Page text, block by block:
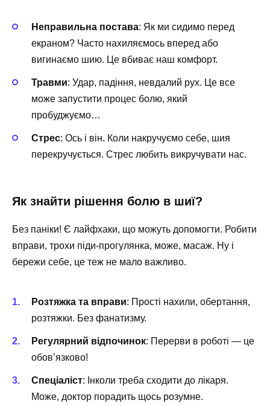
Неправильна постава: Як ми сидимо перед
екраном? Часто нахиляємось вперед або
вигинаємо шию. Це вбиває наш комфорт.
Травми: Удар, падіння, невдалий рух. Це все
може запустити процес болю, який
пробуджуємо…
Стрес: Ось і він. Коли накручуємо себе, шия
перекручується. Стрес любить викручувати нас.
Як знайти рішення болю в шиї?
Без паніки! Є лайфхаки, що можуть допомогти. Робити
вправи, трохи піди-прогулянка, може, масаж. Ну і
бережи себе, це теж не мало важливо.
Розтяжка та вправи: Прості нахили, обертання,
розтяжки. Без фанатизму.
Регулярний відпочинок: Перерви в роботі — це
обов’язково!
Спеціаліст: Інколи треба сходити до лікаря.
Може, доктор порадить щось розумне.